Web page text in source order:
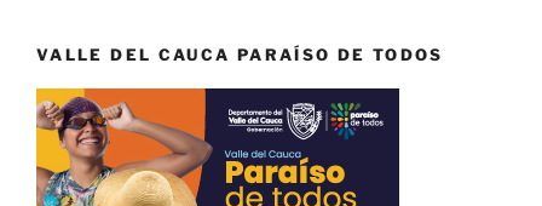
VALLE DEL CAUCA PARAÍSO DE TODOS